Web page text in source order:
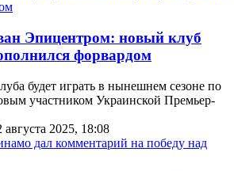
Эпицентром: новый клуб
форвардом
будет играть в нынешнем сезоне по
участником Украинской Премьер-
августа 2025, 18:08